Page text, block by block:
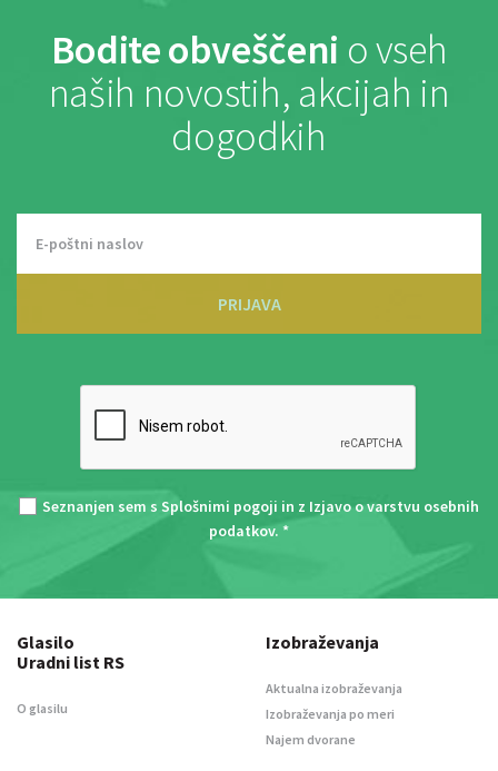
Bodite obveščeni o vseh
naših novostih, akcijah in
dogodkih
PRIJAVA
Seznanjen sem s Splošnimi pogoji in z Izjavo o varstvu osebnih
podatkov. *
Glasilo
Uradni list RS
O glasilu
Izobraževanja
Aktualna izobraževanja
Izobraževanja po meri
Najem dvorane